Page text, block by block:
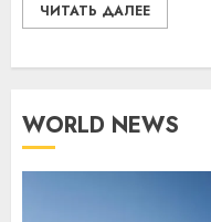
ЧИТАТЬ ДАЛЕЕ
WORLD NEWS